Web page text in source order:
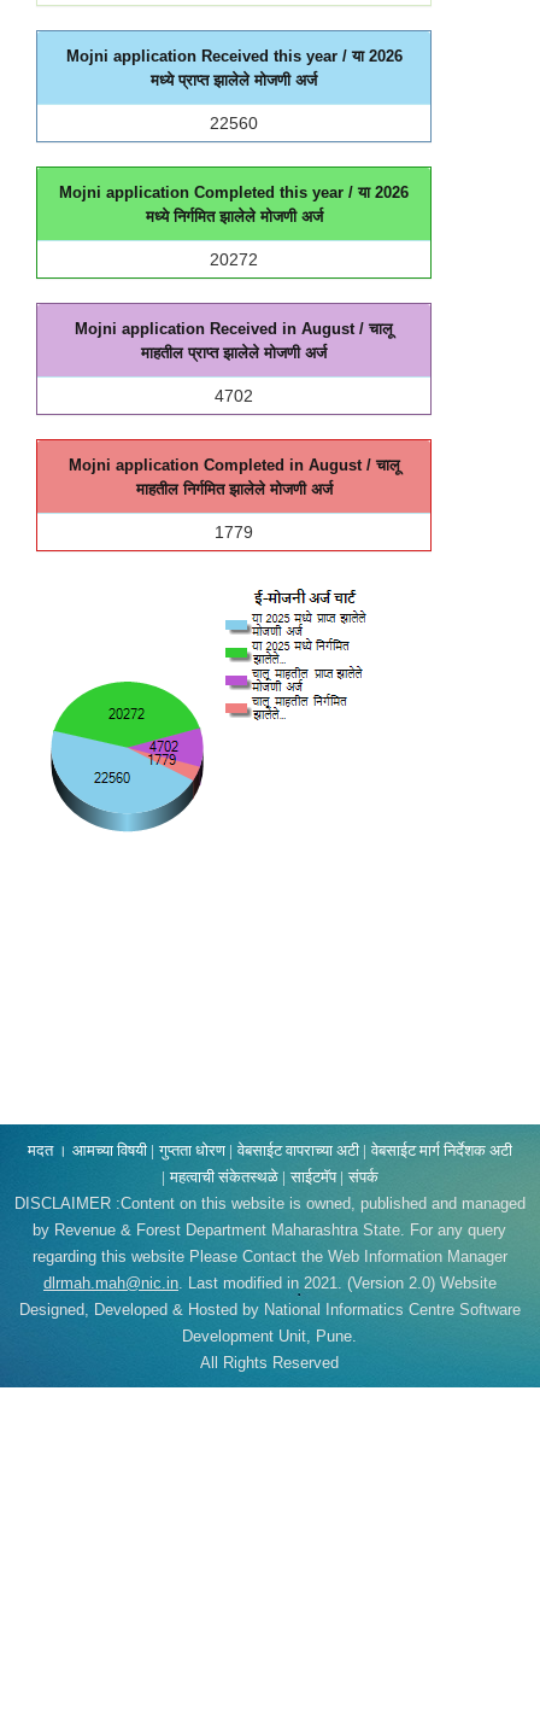
Mojni application Received this year / या 2026
मध्ये प्राप्त झालेले मोजणी अर्ज
22560
Mojni application Completed this year / या 2026
मध्ये निर्गमित झालेले मोजणी अर्ज
20272
Mojni application Received in August/ चालू
माहतील प्राप्त झालेले मोजणी अर्ज
4702
Mojni application Completed in August/ चालू
माहतील निर्गमित झालेले मोजणी अर्ज
1779
मदत । आमच्या विषयी | गुप्तता धोरण | वेबसाईट वापराच्या अटी | वेबसाईट मार्ग निर्देशक अटी
| महत्वाची संकेतस्थळे | साईटमॅप | संपर्क
DISCLAIMER :Content on this website is owned, published and managed
by Revenue & Forest Department Maharashtra State. For any query
regarding this website Please Contact the Web Information Manager
dlrmah.mah@nic.in. Last modified in 2021. (Version 2.0) Website
Designed, Developed & Hosted by National Informatics Centre Software
Development Unit, Pune.
All Rights Reserved